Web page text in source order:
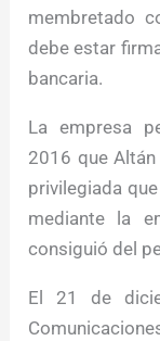
membretado
debe estar
bancaria.
La empresa
2016 que
privilegiada
mediante la
consiguió del
El 21 de